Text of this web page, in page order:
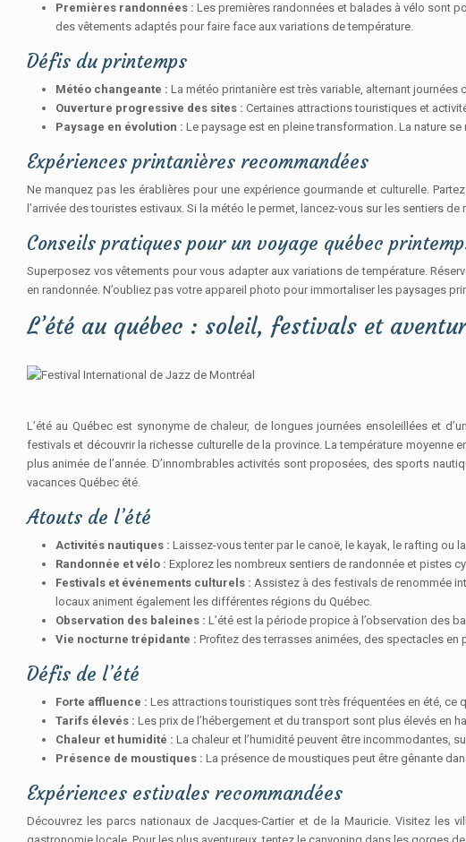
Premières randonnées : Les premières randonnées et balades à vélo sont
des vêtements adaptés pour faire face aux variations de température.
Défis du printemps
Météo changeante : La météo printanière est très variable, alternant
Ouverture progressive des sites : Certaines attractions touristiques et
Paysage en évolution : Le paysage est en pleine transformation. La nature
Expériences printanières recommandées
Ne manquez pas les érablières pour une expérience gourmande et culturelle.
l’arrivée des touristes estivaux. Si la météo le permet, lancez-vous sur les sentiers
Conseils pratiques pour un voyage québec
Superposez vos vêtements pour vous adapter aux variations de température.
en randonnée. N’oubliez pas votre appareil photo pour immortaliser les paysages
L’été au québec : soleil, festivals et
L’été au Québec est synonyme de chaleur, de longues journées ensoleillées et
festivals et découvrir la richesse culturelle de la province. La température moyenne
plus animée de l’année. D’innombrables activités sont proposées, des sports
vacances Québec été.
Atouts de l’été
Activités nautiques : Laissez-vous tenter par le canoë, le kayak, le rafting ou
Randonnée et vélo : Explorez les nombreux sentiers de randonnée et pistes
Festivals et événements culturels : Assistez à des festivals de renommée
locaux animent également les différentes régions du Québec.
Observation des baleines : L’été est la période propice à l’observation des
Vie nocturne trépidante : Profitez des terrasses animées, des spectacles
Défis de l’été
Forte affluence : Les attractions touristiques sont très fréquentées en été, ce
Tarifs élevés : Les prix de l’hébergement et du transport sont plus élevés en
Chaleur et humidité : La chaleur et l’humidité peuvent être incommodantes,
Présence de moustiques : La présence de moustiques peut être gênante
Expériences estivales recommandées
Découvrez les parcs nationaux de Jacques-Cartier et de la Mauricie. Visitez les